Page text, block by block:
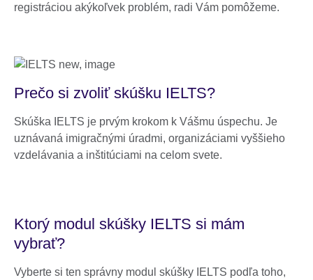
registráciou akýkoľvek problém, radi Vám pomôžeme.
Prečo si zvoliť skúšku IELTS?
Skúška IELTS je prvým krokom k Vášmu úspechu. Je
uznávaná imigračnými úradmi, organizáciami vyššieho
vzdelávania a inštitúciami na celom svete.
Ktorý modul skúšky IELTS si mám
vybrať?
Vyberte si ten správny modul skúšky IELTS podľa toho,